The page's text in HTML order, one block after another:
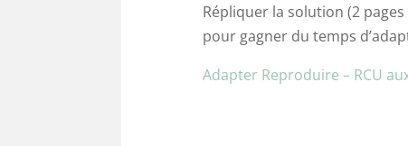
Répliquer la solution (2
pour gagner du temps
Adapter Reproduire – RCU